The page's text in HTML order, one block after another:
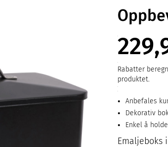
Rabatter
produktet.
Anbefales
Dekorativ
Enkel å
Emaljeboks